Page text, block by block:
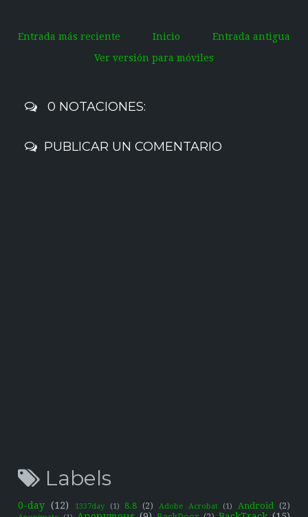
Entrada más reciente Entrada antigua
Inicio
Ver versión para móviles
0 NOTACIONES:
PUBLICAR UN COMENTARIO
Labels
0-day (12) 1337day (1) 8.8 (2) Adobe Acrobat (1) Android (2)